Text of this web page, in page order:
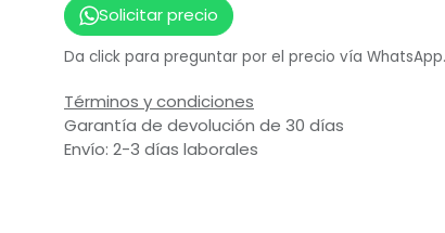
Solicitar precio
Da click para preguntar por el precio vía WhatsApp.
Términos y condiciones
Garantía de devolución de 30 días
Envío: 2-3 días laborales